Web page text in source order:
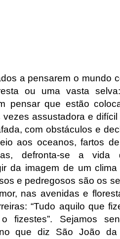
a pensarem o mundo
ou uma vasta
pensar que estão
assustadora e
com obstáculos e
aos oceanos, fartos
defronta-se a vida
da imagem de um clima
e pedregosos são os
nas avenidas e
“Tudo aquilo que
Sejamos
que diz São João da